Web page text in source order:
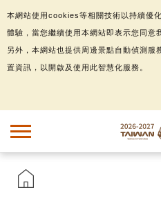
本網站使用cookies等相關技術以持續優
體驗，當您繼續使用本網站即表示您同意
另外，本網站也提供周邊景點自動偵測服
置資訊，以開啟及使用此智慧化服務。